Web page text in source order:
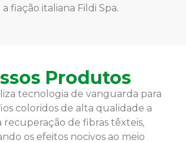
a fiação italiana Fildi Spa.
Produtos
tecnologia de vanguarda para
coloridos de alta qualidade a
recuperação de fibras têxteis,
os efeitos nocivos ao meio